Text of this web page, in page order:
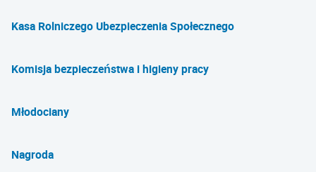
Kasa Rolniczego Ubezpieczenia Społecznego
Komisja bezpieczeństwa i higieny pracy
Młodociany
Nagroda